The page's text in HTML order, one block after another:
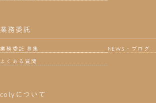
業務委託
業務委託 募集 NEWS・ブログ
よくある質問
colyについて